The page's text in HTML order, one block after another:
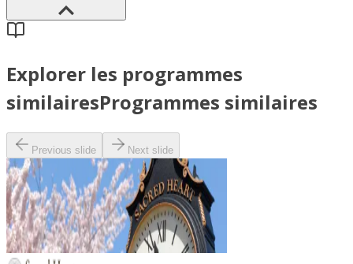
Explorer les programmes
similairesProgrammes similaires
Previous slide Next slide